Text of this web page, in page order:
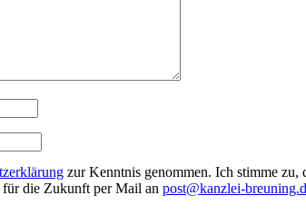
zur Kenntnis genommen. Ich stimme zu,
die Zukunft per Mail an post@kanzlei-